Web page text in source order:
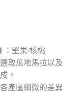
：堅果/核桃
取瓜地馬拉以及
。
產區細微的差異